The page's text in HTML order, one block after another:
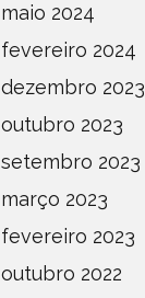
maio 2024
fevereiro 2024
dezembro 2023
outubro 2023
setembro 2023
março 2023
fevereiro 2023
outubro 2022